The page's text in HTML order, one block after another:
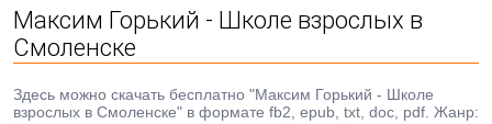
Максим Горький - Школе взрослых в
Смоленске
Здесь можно скачать бесплатно "Максим Горький - Школе
взрослых в Смоленске" в формате fb2, epub, txt, doc, pdf. Жанр: